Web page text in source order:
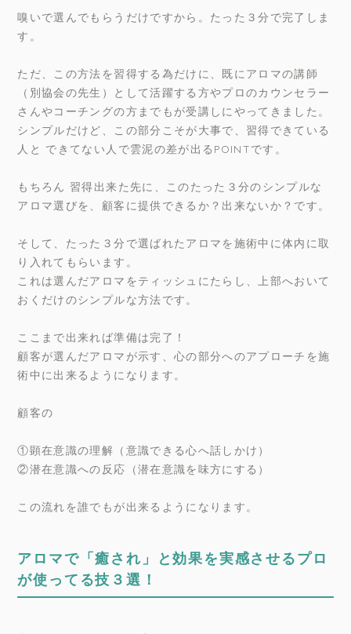
嗅いで選んでもらうだけですから。たった３分で完了しま
す。
ただ、この方法を習得する為だけに、既にアロマの講師
（別協会の先生）として活躍する方やプロのカウンセラー
さんやコーチングの方までもが受講しにやってきました。
シンプルだけど、この部分こそが大事で、習得できている
人と できてない人で雲泥の差が出るPOINTです。
もちろん 習得出来た先に、このたった３分のシンプルな
アロマ選びを、顧客に提供できるか？出来ないか？です。
そして、たった３分で選ばれたアロマを施術中に体内に取
り入れてもらいます。
これは選んだアロマをティッシュにたらし、上部へおいて
おくだけのシンプルな方法です。
ここまで出来れば準備は完了！
顧客が選んだアロマが示す、心の部分へのアプローチを施
術中に出来るようになります。
顧客の
①顕在意識の理解（意識できる心へ話しかけ）
②潜在意識への反応（潜在意識を味方にする）
この流れを誰でもが出来るようになります。
アロマで「癒され」と効果を実感させるプロ
が使ってる技３選！